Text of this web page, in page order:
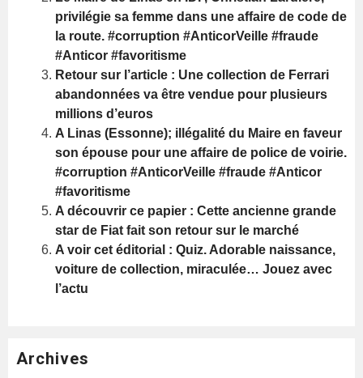
privilégie sa femme dans une affaire de code de
la route. #corruption #AnticorVeille #fraude
#Anticor #favoritisme
Retour sur l’article : Une collection de Ferrari
abandonnées va être vendue pour plusieurs
millions d’euros
A Linas (Essonne); illégalité du Maire en faveur
son épouse pour une affaire de police de voirie.
#corruption #AnticorVeille #fraude #Anticor
#favoritisme
A découvrir ce papier : Cette ancienne grande
star de Fiat fait son retour sur le marché
A voir cet éditorial : Quiz. Adorable naissance,
voiture de collection, miraculée… Jouez avec
l’actu
Archives